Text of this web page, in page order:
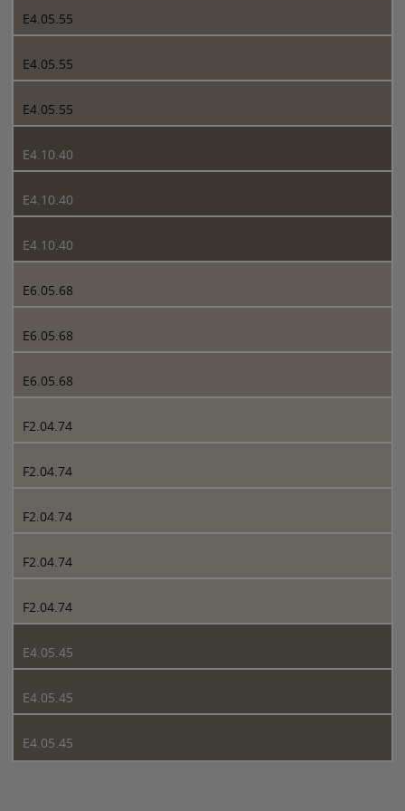
E4.05.55
E4.05.55
E4.05.55
E4.10.40
E4.10.40
E4.10.40
E6.05.68
E6.05.68
E6.05.68
F2.04.74
F2.04.74
F2.04.74
F2.04.74
F2.04.74
E4.05.45
E4.05.45
E4.05.45